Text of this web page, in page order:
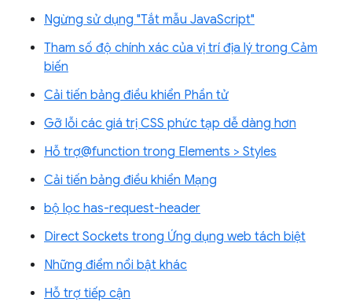
Ngừng sử dụng "Tắt mẫu JavaScript"
Tham số độ chính xác của vị trí địa lý trong Cảm
biến
Cải tiến bảng điều khiển Phần tử
Gỡ lỗi các giá trị CSS phức tạp dễ dàng hơn
Hỗ trợ@function trong Elements > Styles
Cải tiến bảng điều khiển Mạng
bộ lọc has-request-header
Direct Sockets trong Ứng dụng web tách biệt
Những điểm nổi bật khác
Hỗ trợ tiếp cận